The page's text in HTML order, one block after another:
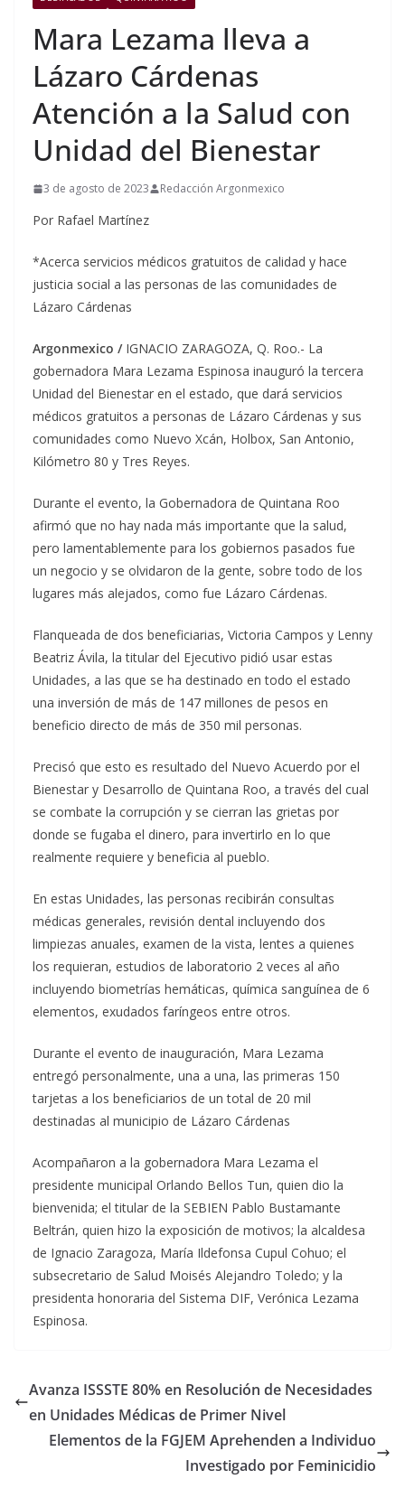
Mara Lezama lleva a
Lázaro Cárdenas
Atención a la Salud con
Unidad del Bienestar
3 de agosto de 2023 Redacción Argonmexico
Por Rafael Martínez
*Acerca servicios médicos gratuitos de calidad y hace
justicia social a las personas de las comunidades de
Lázaro Cárdenas
Argonmexico / IGNACIO ZARAGOZA, Q. Roo.- La
gobernadora Mara Lezama Espinosa inauguró la tercera
Unidad del Bienestar en el estado, que dará servicios
médicos gratuitos a personas de Lázaro Cárdenas y sus
comunidades como Nuevo Xcán, Holbox, San Antonio,
Kilómetro 80 y Tres Reyes.
Durante el evento, la Gobernadora de Quintana Roo
afirmó que no hay nada más importante que la salud,
pero lamentablemente para los gobiernos pasados fue
un negocio y se olvidaron de la gente, sobre todo de los
lugares más alejados, como fue Lázaro Cárdenas.
Flanqueada de dos beneficiarias, Victoria Campos y Lenny
Beatriz Ávila, la titular del Ejecutivo pidió usar estas
Unidades, a las que se ha destinado en todo el estado
una inversión de más de 147 millones de pesos en
beneficio directo de más de 350 mil personas.
Precisó que esto es resultado del Nuevo Acuerdo por el
Bienestar y Desarrollo de Quintana Roo, a través del cual
se combate la corrupción y se cierran las grietas por
donde se fugaba el dinero, para invertirlo en lo que
realmente requiere y beneficia al pueblo.
En estas Unidades, las personas recibirán consultas
médicas generales, revisión dental incluyendo dos
limpiezas anuales, examen de la vista, lentes a quienes
los requieran, estudios de laboratorio 2 veces al año
incluyendo biometrías hemáticas, química sanguínea de 6
elementos, exudados faríngeos entre otros.
Durante el evento de inauguración, Mara Lezama
entregó personalmente, una a una, las primeras 150
tarjetas a los beneficiarios de un total de 20 mil
destinadas al municipio de Lázaro Cárdenas
Acompañaron a la gobernadora Mara Lezama el
presidente municipal Orlando Bellos Tun, quien dio la
bienvenida; el titular de la SEBIEN Pablo Bustamante
Beltrán, quien hizo la exposición de motivos; la alcaldesa
de Ignacio Zaragoza, María Ildefonsa Cupul Cohuo; el
subsecretario de Salud Moisés Alejandro Toledo; y la
presidenta honoraria del Sistema DIF, Verónica Lezama
Espinosa.
Avanza ISSSTE 80% en Resolución de Necesidades
en Unidades Médicas de Primer Nivel
Elementos de la FGJEM Aprehenden a Individuo
Investigado por Feminicidio